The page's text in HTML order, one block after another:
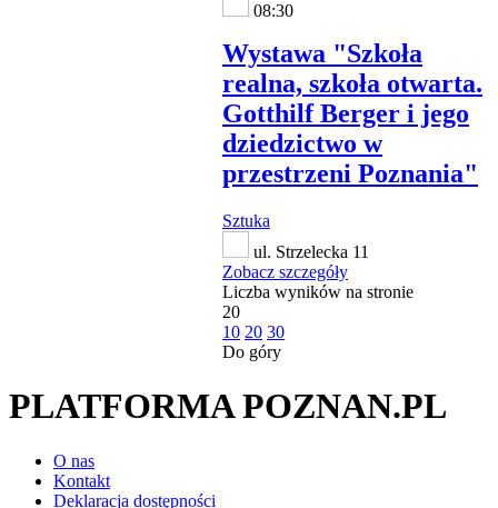
08:30
Wystawa "Szkoła
realna, szkoła otwarta.
Gotthilf Berger i jego
dziedzictwo w
przestrzeni Poznania"
Sztuka
ul. Strzelecka 11
Zobacz szczegóły
Liczba wyników na stronie
20
10 20 30
Do góry
PLATFORMA POZNAN.PL
O nas
Kontakt
Deklaracja dostępności